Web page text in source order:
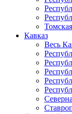
Кавказ
Весь